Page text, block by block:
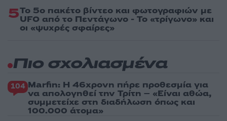
5Το 5ο πακέτο βίντεο και φωτογραφιών με
UFO από το Πεντάγωνο - Το «τρίγωνο» και
οι «ψυχρές σφαίρες»
Πιο σχολιασμένα
104 Marfin: Η 46χρονη πήρε προθεσμία για
να απολογηθεί την Τρίτη – «Είναι αθώα,
συμμετείχε στη διαδήλωση όπως και
100.000 άτομα»